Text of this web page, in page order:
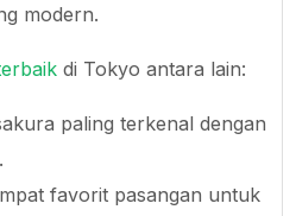
modern.
di Tokyo antara lain:
paling terkenal dengan
favorit pasangan untuk